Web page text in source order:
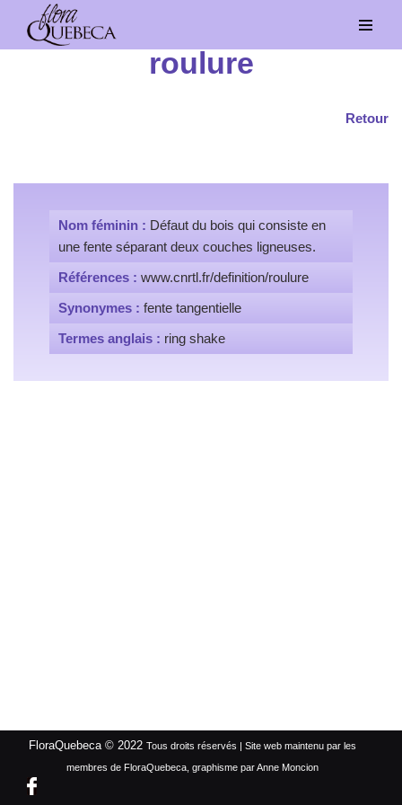
Aller
roulure
Retour
Nom féminin : Défaut du bois qui consiste en
une fente séparant deux couches ligneuses.
Références : www.cnrtl.fr/definition/roulure
Synonymes : fente tangentielle
Termes anglais : ring shake
FloraQuebeca © 2022 Tous droits réservés | Site web maintenu par les
membres de FloraQuebeca, graphisme par Anne Moncion